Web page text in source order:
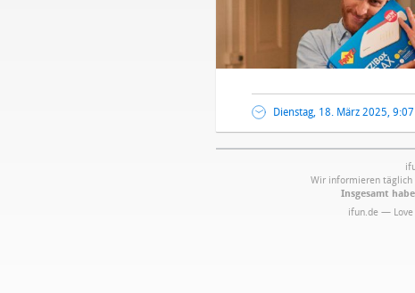
Dienstag, 18. März 2025,
Wir informieren täglich
Insgesamt
ifun.de —